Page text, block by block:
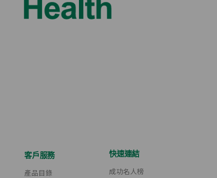
客戶服務
產品目錄
快速連結
成功名人榜